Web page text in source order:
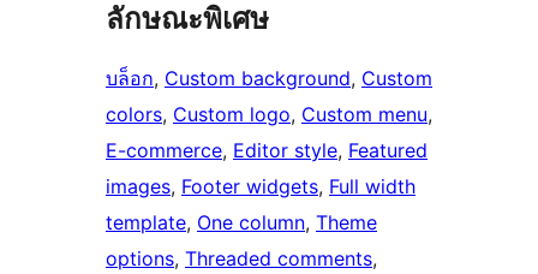
ลักษณะพิเศษ
บล็อก, Custom background, Custom
colors, Custom logo, Custom menu
E-commerce, Editor style, Featured
images, Footer widgets, Full width
template, One column, Theme
options, Threaded comments